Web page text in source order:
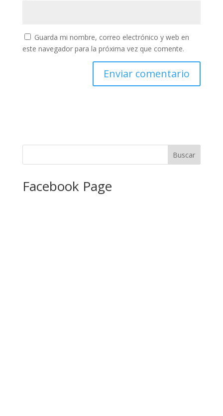
Guarda mi nombre, correo electrónico y web en
este navegador para la próxima vez que comente.
Facebook Page